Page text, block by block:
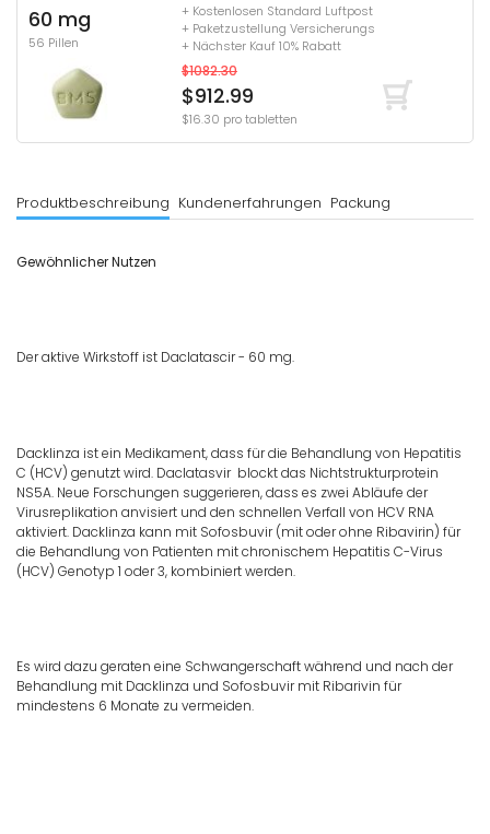
60 mg
56 Pillen
+ Kostenlosen Standard Luftpost
+ Paketzustellung Versicherungs
+ Nächster Kauf 10% Rabatt
$1082.30
$912.99
$16.30 pro tabletten
Produktbeschreibung Kundenerfahrungen Packung
Gewöhnlicher Nutzen
Der aktive Wirkstoff ist Daclatascir - 60 mg.
Dacklinza ist ein Medikament, dass für die Behandlung von Hepatitis
C (HCV) genutzt wird. Daclatasvir blockt das Nichtstrukturprotein
NS5A. Neue Forschungen suggerieren, dass es zwei Abläufe der
Virusreplikation anvisiert und den schnellen Verfall von HCV RNA
aktiviert. Dacklinza kann mit Sofosbuvir (mit oder ohne Ribavirin) für
die Behandlung von Patienten mit chronischem Hepatitis C-Virus
(HCV) Genotyp 1 oder 3, kombiniert werden.
Es wird dazu geraten eine Schwangerschaft während und nach der
Behandlung mit Dacklinza und Sofosbuvir mit Ribarivin für
mindestens 6 Monate zu vermeiden.